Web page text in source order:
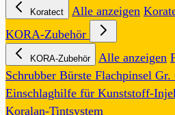
Koratect Alle anzeigen
KORA-Zubehör
KORA-Zubehör Alle anzeigen
Schrubber Bürste Flachpinsel Gr.
Einschlaghilfe für Kunststoff-
Koralan-Tintsystem